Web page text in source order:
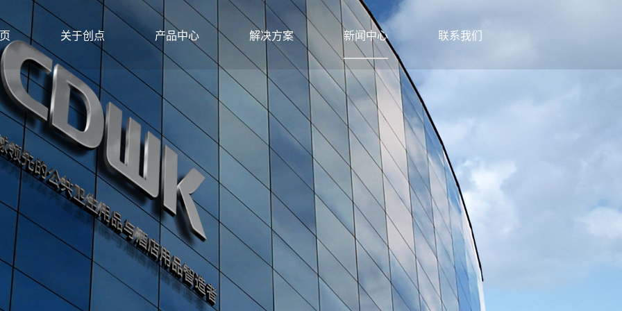
关于创点 产品中心 解决方案 新闻中心 联系我们